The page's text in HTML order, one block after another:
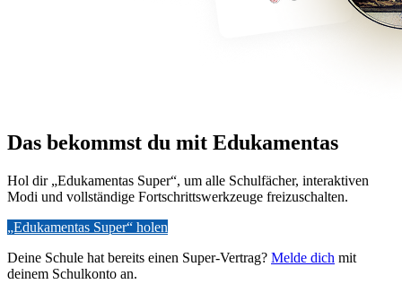
Das bekommst du mit Edukamentas
Hol dir „Edukamentas Super“, um alle Schulfächer, interaktiven
Modi und vollständige Fortschrittswerkzeuge freizuschalten.
„Edukamentas Super“ holen
Deine Schule hat bereits einen Super-Vertrag? Melde dich mit
deinem Schulkonto an.